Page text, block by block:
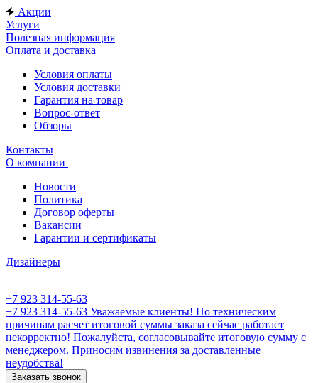
Акции
Услуги
Полезная информация
Оплата и доставка
Условия оплаты
Условия доставки
Гарантия на товар
Вопрос-ответ
Обзоры
Контакты
О компании
Новости
Политика
Договор оферты
Вакансии
Гарантии и сертификаты
Дизайнеры
+7 923 314-55-63
+7 923 314-55-63 Уважаемые клиенты! По техническим
причинам расчет итоговой суммы заказа сейчас работает
некорректно! Пожалуйста, согласовывайте итоговую сумму с
менеджером. Приносим извинения за доставленные
неудобства!
Заказать звонок